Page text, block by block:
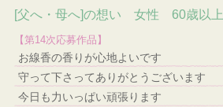
[父へ・母へ]の想い 女性 60歳以上
【第14次応募作品】
お線香の香りが心地よいです
守って下さってありがとうございます
今日も力いっぱい頑張ります